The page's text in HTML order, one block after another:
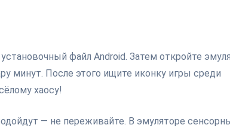
файл Android. Затем откройте
минут. После этого ищите иконку игры среди
хаосу!
— не переживайте. В эмуляторе